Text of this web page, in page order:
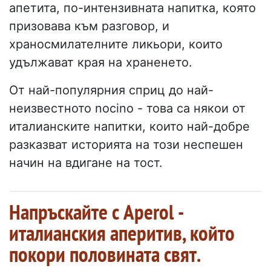
апетита, по-интензивната напитка, която
призовава към разговор, и
храносмилателните ликьори, които
удължават края на храненето.
От най-популярния сприц до най-
неизвестното nocino - това са някои от
италианските напитки, които най-добре
разказват историята на този неспешен
начин на вдигане на тост.
Напръскайте с Aperol -
италианския аперитив, който
покори половината свят.